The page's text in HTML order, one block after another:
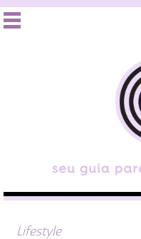
Lifestyle